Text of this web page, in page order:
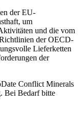
der EU-
um
und die vom
der OECD-
Lieferketten
der
Conflict Minerals
Bei Bedarf bitte